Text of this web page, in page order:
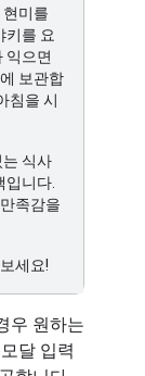
미를
키를 요
익으면
보관합
침을 시
식사
입니다.
족감을
세요!
우 원하는
달 입력